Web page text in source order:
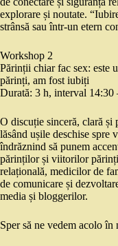
explorare și noutate.
strânsă sau într-un etern
Workshop 2
Părinții chiar fac sex: este
părinți, am fost iubiți
Durată: 3 h, interval 14:30
O discuție sinceră, clară și
lăsând ușile deschise spre
îndrăznind să punem
părinților și viitorilor
relațională, medicilor de
de comunicare și
media și bloggerilor.
Sper să ne vedem acolo